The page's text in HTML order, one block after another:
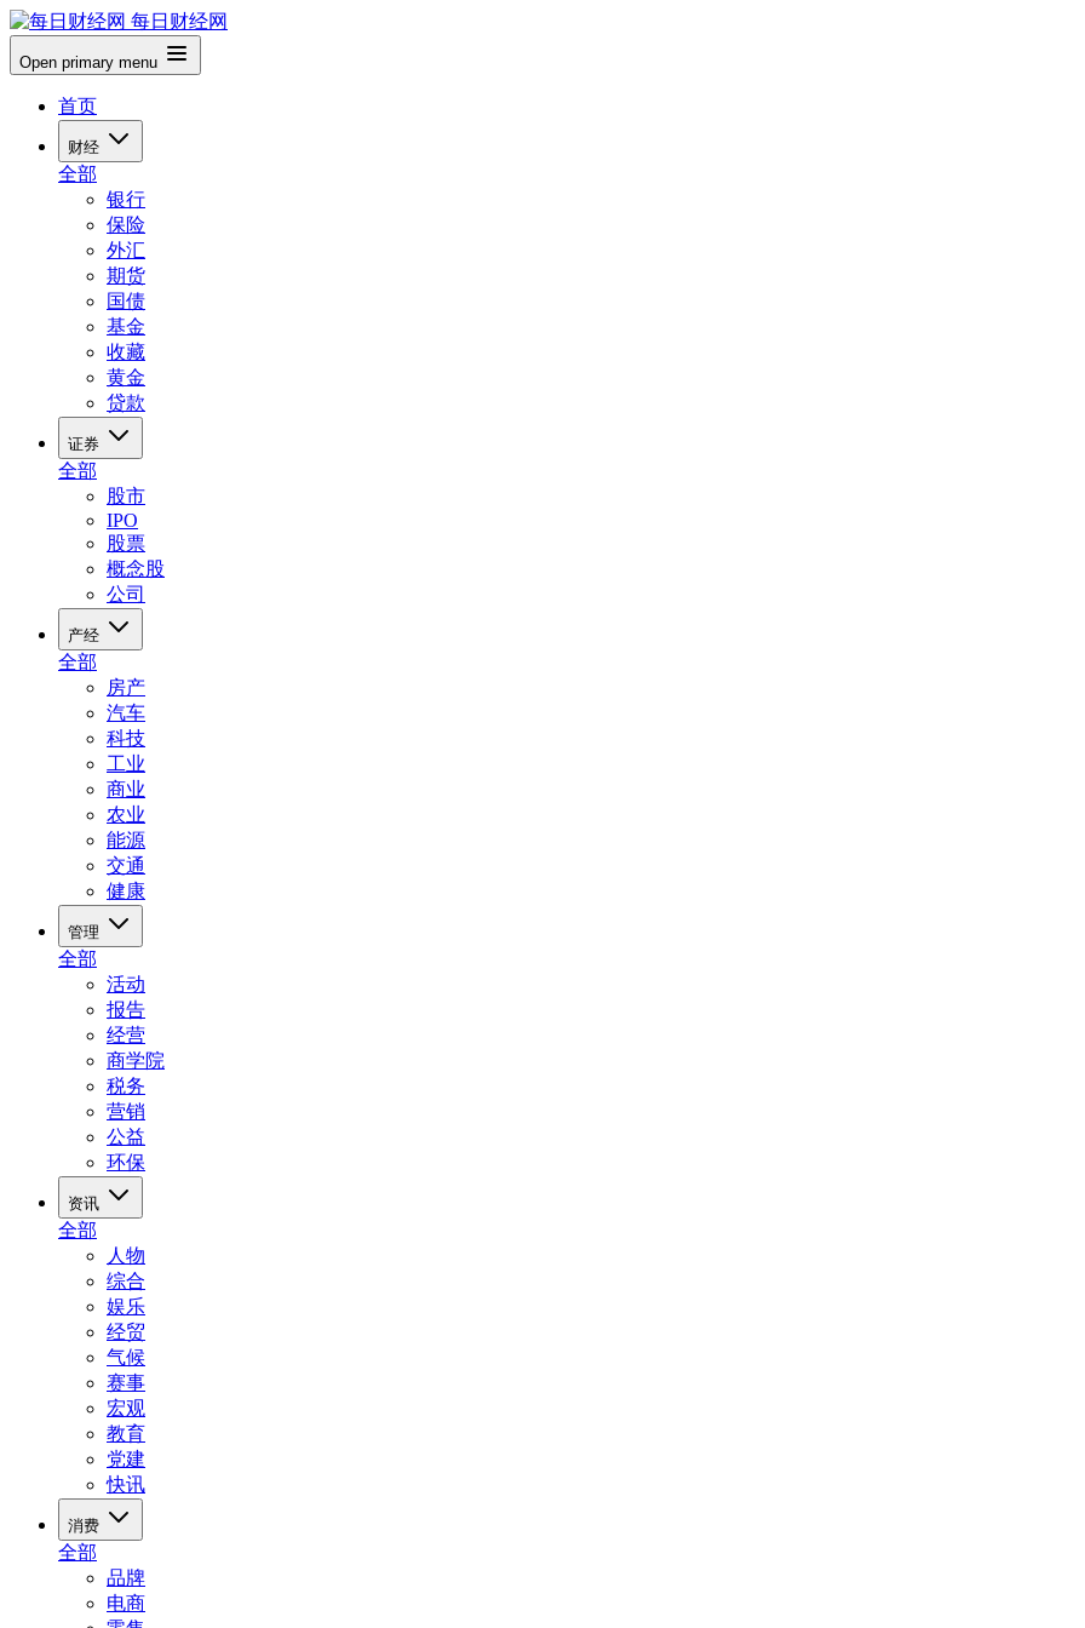
每日财经网
Open primary menu
首页
财经
全部
银行
保险
外汇
期货
国债
基金
收藏
黄金
贷款
证券
全部
股市
IPO
股票
概念股
公司
产经
全部
房产
汽车
科技
工业
商业
农业
能源
交通
健康
管理
全部
活动
报告
经营
商学院
税务
营销
公益
环保
资讯
全部
人物
综合
娱乐
经贸
气候
赛事
宏观
教育
党建
快讯
消费
全部
品牌
电商